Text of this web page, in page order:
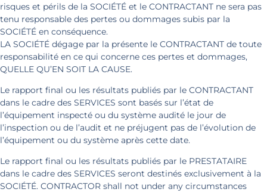
risques et périls de la SOCIÉTÉ et le CONTRACTANT ne sera pas
tenu responsable des pertes ou dommages subis par la
SOCIÉTÉ en conséquence.
LA SOCIÉTÉ dégage par la présente le CONTRACTANT de toute
responsabilité en ce qui concerne ces pertes et dommages,
QUELLE QU’EN SOIT LA CAUSE.
Le rapport final ou les résultats publiés par le CONTRACTANT
dans le cadre des SERVICES sont basés sur l’état de
l’équipement inspecté ou du système audité le jour de
l’inspection ou de l’audit et ne préjugent pas de l’évolution de
l’équipement ou du système après cette date.
Le rapport final ou les résultats publiés par le PRESTATAIRE
dans le cadre des SERVICES seront destinés exclusivement à la
SOCIÉTÉ. CONTRACTOR shall not under any circumstances